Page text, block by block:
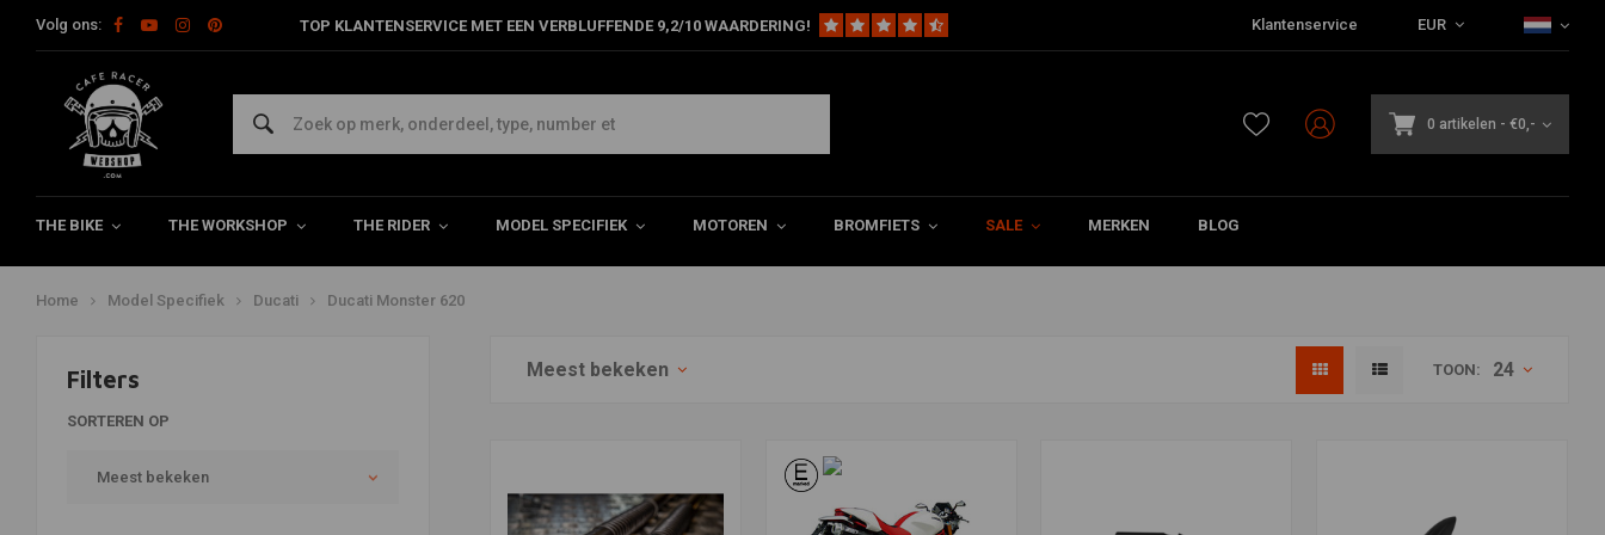
Volg ons: TOP KLANTENSERVICE MET EEN VERBLUFFENDE 9,2/10 WAARDERING! Klantenservice EUR
0 artikelen - €0,-
THE BIKE THE WORKSHOP THE RIDER MODEL SPECIFIEK MOTOREN BROMFIETS SALE MERKEN BLOG
Ducati Monster 620 Onderdelen en accessoires
In deze categorie vind u diverse Ducati Monster 620 onderdelen en accessoires.
Home Model Specifiek Ducati Ducati Monster 620
Filters
SORTEREN OP
Meest bekeken
Meest bekeken TOON: 24